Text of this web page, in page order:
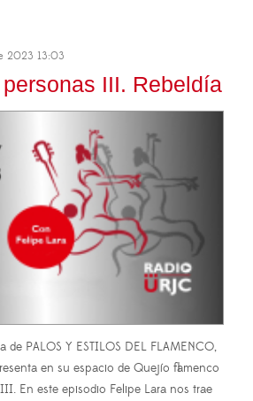
2023 13:03
III. Rebeldía
de PALOS Y ESTILOS DEL FLAMENCO,
en su espacio de Quejío flamenco
En este episodio Felipe Lara nos trae